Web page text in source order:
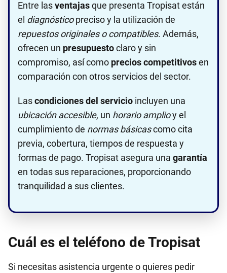
Entre lasventajasque presenta Tropisat están
el diagnósticopreciso y la utilización de
repuestos originales o compatibles. Además,
ofrecen un presupuestoclaro y sin
compromiso, así como precios competitivosen
comparación con otros servicios del sector.
Lascondiciones del servicio incluyen una
ubicación accesible, un horario amplioy el
cumplimiento de normas básicascomo cita
previa, cobertura, tiempos de respuesta y
formas de pago. Tropisat asegura una garantía
en todas sus reparaciones, proporcionando
tranquilidad a sus clientes.
Cuál es el teléfono de Tropisat
Si necesitas asistencia urgente o quieres pedir